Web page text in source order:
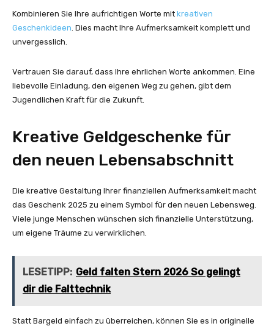
Kombinieren Sie Ihre aufrichtigen Worte mit kreativen
Geschenkideen. Dies macht Ihre Aufmerksamkeit komplett und
unvergesslich.
Vertrauen Sie darauf, dass Ihre ehrlichen Worte ankommen. Eine
liebevolle Einladung, den eigenen Weg zu gehen, gibt dem
Jugendlichen Kraft für die Zukunft.
Kreative Geldgeschenke für
den neuen Lebensabschnitt
Die kreative Gestaltung Ihrer finanziellen Aufmerksamkeit macht
das Geschenk 2025 zu einem Symbol für den neuen Lebensweg.
Viele junge Menschen wünschen sich finanzielle Unterstützung,
um eigene Träume zu verwirklichen.
LESETIPP: Geld falten Stern 2026 So gelingt
dir die Falttechnik
Statt Bargeld einfach zu überreichen, können Sie es in originelle